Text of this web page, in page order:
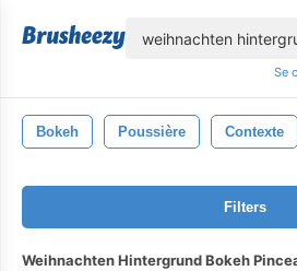
Se
Bokeh Poussière Contexte
Filters
Weihnachten Hintergrund Bokeh